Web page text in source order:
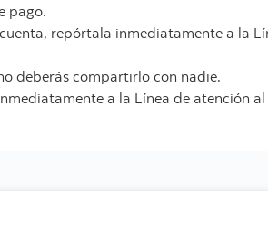
pago.
repórtala inmediatamente a la
deberás compartirlo con nadie.
a la Línea de atención al